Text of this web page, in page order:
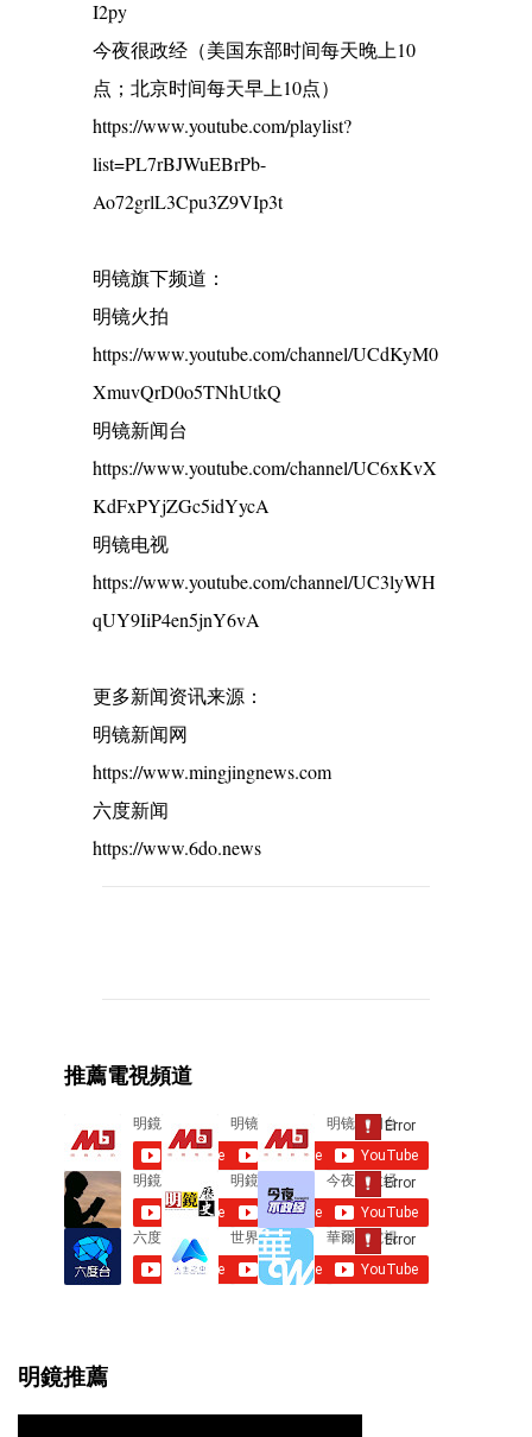
I2py
今夜很政经（美国东部时间每天晚上10
点；北京时间每天早上10点）
https://www.youtube.com/playlist?
list=PL7rBJWuEBrPb-
Ao72grlL3Cpu3Z9VIp3t
明镜旗下频道：
明镜火拍
https://www.youtube.com/channel/UCdKyM0
XmuvQrD0o5TNhUtkQ
明镜新闻台
https://www.youtube.com/channel/UC6xKvX
KdFxPYjZGc5idYycA
明镜电视
https://www.youtube.com/channel/UC3lyWH
qUY9IiP4en5jnY6vA
更多新闻资讯来源：
明镜新闻网
https://www.mingjingnews.com
六度新闻
https://www.6do.news
n
t
s
推薦電視頻道
明鏡推薦